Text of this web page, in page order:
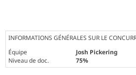
INFORMATIONS GÉNÉRALES SUR LE
Équipe
Josh Pickering
Niveau de doc.
75%